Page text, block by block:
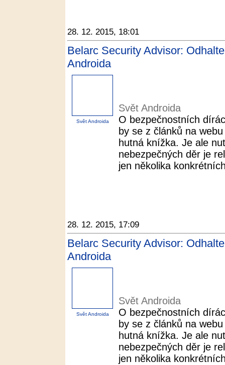
28. 12. 2015, 18:01
Belarc Security Advisor:
Androida
Svět Androida
Svět Androida
O bezpečnostních
by se z článků na
hutná knížka. Je ale
nebezpečných děr je
jen několika
28. 12. 2015, 17:09
Belarc Security Advisor:
Androida
Svět Androida
Svět Androida
O bezpečnostních
by se z článků na
hutná knížka. Je ale
nebezpečných děr je
jen několika